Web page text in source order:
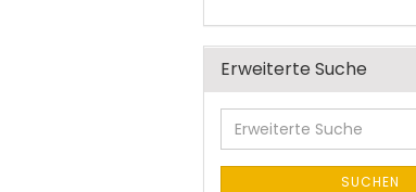
Erweiterte Suche
Erweiterte
Suche
SUCHEN